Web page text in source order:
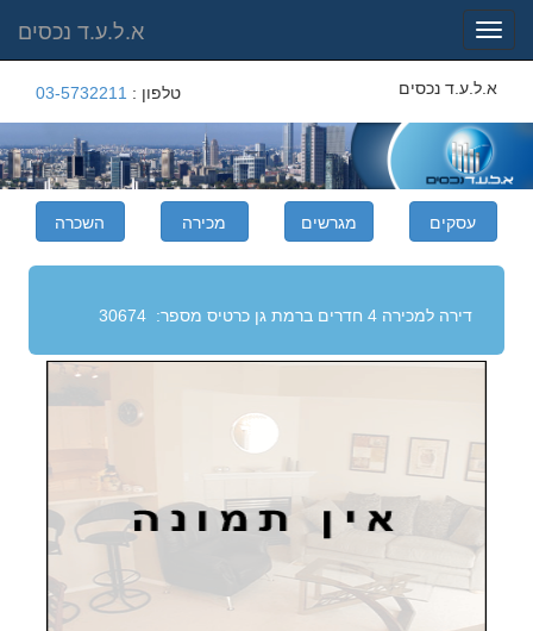
Toggle
navigation
א.ל.ע.ד נכסים
טלפון : 03-5732211 א.ל.ע.ד נכסים
דירה למכירה 4 חדרים ברמת גן כרטיס מספר: 30674